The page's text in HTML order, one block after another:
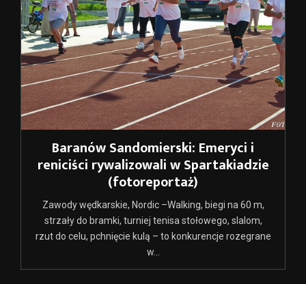
Baranów Sandomierski: Emeryci i
reniciści rywalizowali w Spartakiadzie
(fotoreportaż)
Zawody wędkarskie, Nordic –Walking, biegi na 60 m,
strzały do bramki, turniej tenisa stołowego, slalom,
rzut do celu, pchnięcie kulą – to konkurencje rozegrane
w...